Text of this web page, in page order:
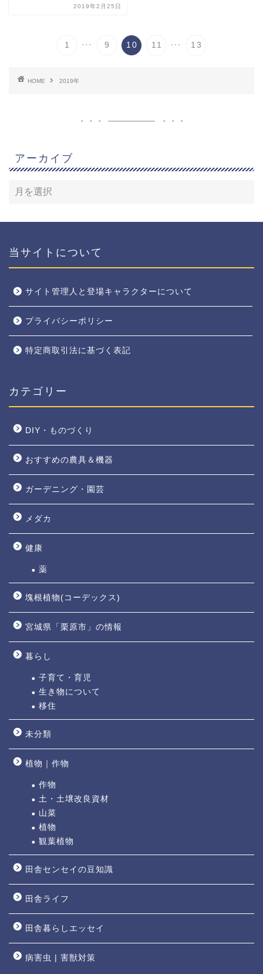
2019年2月25日
1 ... 9 10 11 ... 13
HOME 2019年
アーカイブ
当サイトについて
サイト管理人と登場キャラクターについて
プライバシーポリシー
特定商取引法に基づく表記
カテゴリー
DIY・ものづくり
おすすめの農具＆機器
ガーデニング・園芸
メダカ
健康
薬
塊根植物(コーデックス)
宮城県「栗原市」の情報
暮らし
子育て・育児
生き物について
移住
未分類
植物｜作物
作物
土・土壌改良資材
山菜
植物
観葉植物
田舎センセイの豆知識
田舎ライフ
田舎暮らしエッセイ
病害虫 | 害獣対策